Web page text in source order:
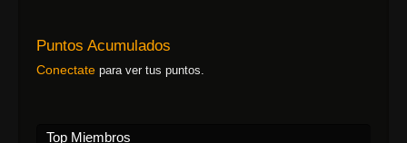
Puntos Acumulados
Conectate para ver tus puntos.
Top Miembros